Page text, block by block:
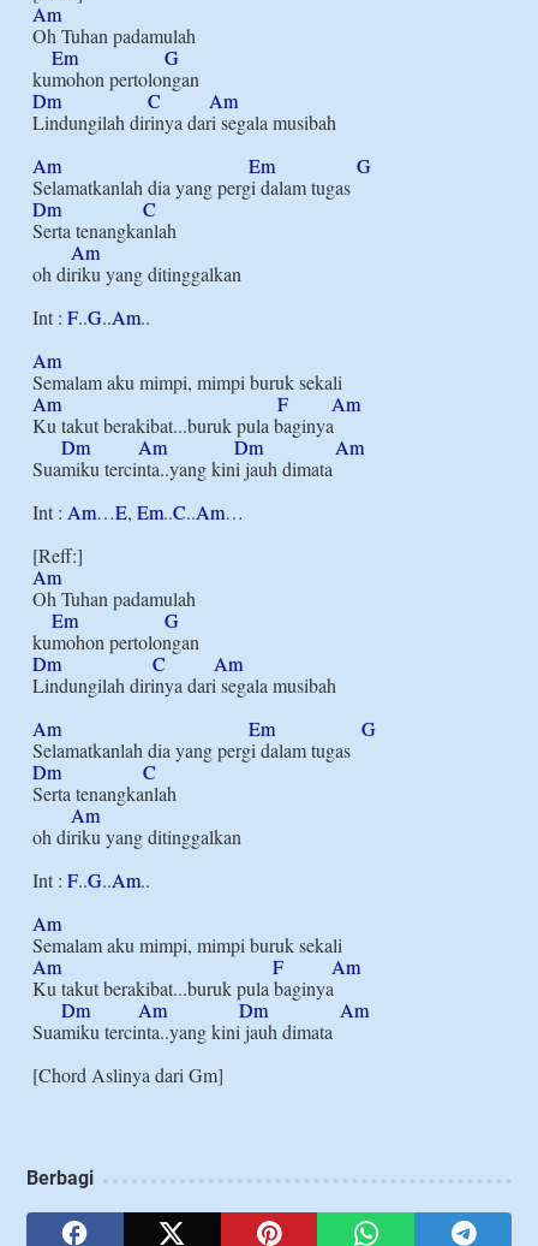
Am
Oh Tuhan padamulah
Em
G
Dm
C
Am
Lindungilah dirinya dari segala musibah
Am
Em
G
Dm
C
Serta tenangkanlah
Am
oh diriku yang ditinggalkan
Int : F..G..Am..
Am
Am
F
Am
Ku takut berakibat...buruk pula baginya
Dm
Am Dm
Am
Suamiku tercinta..yang kini jauh dimata
Int : Am…E, Em..C..Am…
Am
Oh Tuhan padamulah
Em
G
Dm
C
Am
Lindungilah dirinya dari segala musibah
Am
Em
G
Dm
C
Serta tenangkanlah
Am
oh diriku yang ditinggalkan
Int : F..G..Am..
Am
Am
F
Am
Ku takut berakibat...buruk pula baginya
Dm
Am Dm
Am
Suamiku tercinta..yang kini jauh dimata
Berbagi